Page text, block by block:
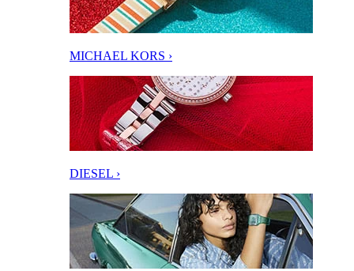
MICHAEL KORS ›
DIESEL ›